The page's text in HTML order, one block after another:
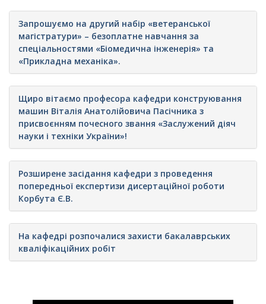
Запрошуємо на другий набір «ветеранської
магістратури» – безоплатне навчання за
спеціальностями «Біомедична інженерія» та
«Прикладна механіка».
Щиро вітаємо професора кафедри конструювання
машин Віталія Анатолійовича Пасічника з
присвоєнням почесного звання «Заслужений діяч
науки і техніки України»!
Розширене засідання кафедри з проведення
попередньої експертизи дисертаційної роботи
Корбута Є.В.
На кафедрі розпочалися захисти бакалаврських
кваліфікаційних робіт